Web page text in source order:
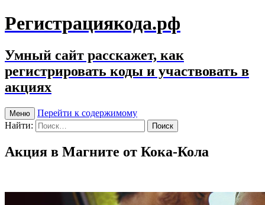
Регистрациякода.рф
Умный сайт расскажет, как
регистрировать коды и участвовать в
акциях
Меню
Перейти к содержимому
Найти:
Акция в Магните от Кока-Кола